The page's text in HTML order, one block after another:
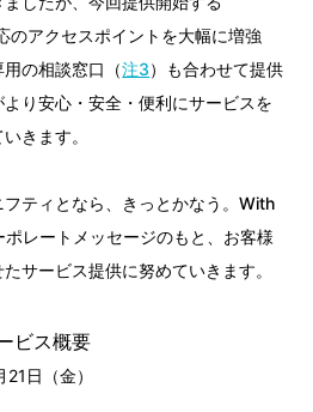
のアクセスポイントを大幅に増強
用の相談窓口（注3）も合わせて提供
り安心・安全・便利にサービスを
きます。
ティとなら、きっとかなう。With
レートメッセージのもと、お客様
サービス提供に努めていきます。
ビス概要
日（金）